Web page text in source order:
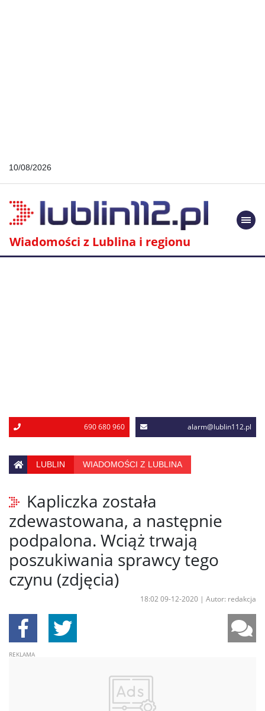
10/08/2026
Wiadomości z Lublina i regionu
690 680 960 alarm@lublin112.pl
LUBLIN WIADOMOŚCI Z LUBLINA
Kapliczka została
zdewastowana, a następnie
podpalona. Wciąż trwają
poszukiwania sprawcy tego
czynu (zdjęcia)
18:02 09-12-2020 | Autor: redakcja